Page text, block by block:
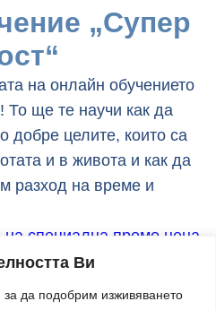
Ви
за да подобрим изживяването
„Супер
на онлайн обучението
То ще те научи как да
добре целите, които са
и в живота и как да
разход на време и
на специална промо цена